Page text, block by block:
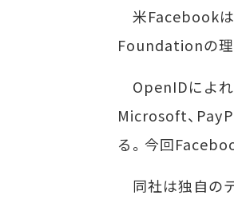
米Facebookは
Foundationの理
OpenIDによれ
Microsoft、
る。今回
同社は独自の